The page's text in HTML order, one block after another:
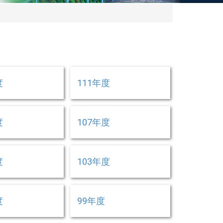
111年度
107年度
103年度
99年度